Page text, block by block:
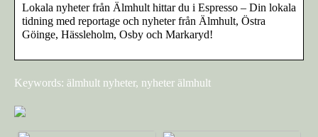
Lokala nyheter från Älmhult hittar du i Espresso – Din lokala
tidning med reportage och nyheter från Älmhult, Östra
Göinge, Hässleholm, Osby och Markaryd!
Keywords: älmhult nyheter, nyheter älmhult